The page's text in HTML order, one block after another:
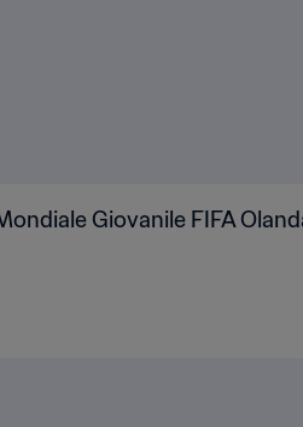
Giovanile FIFA